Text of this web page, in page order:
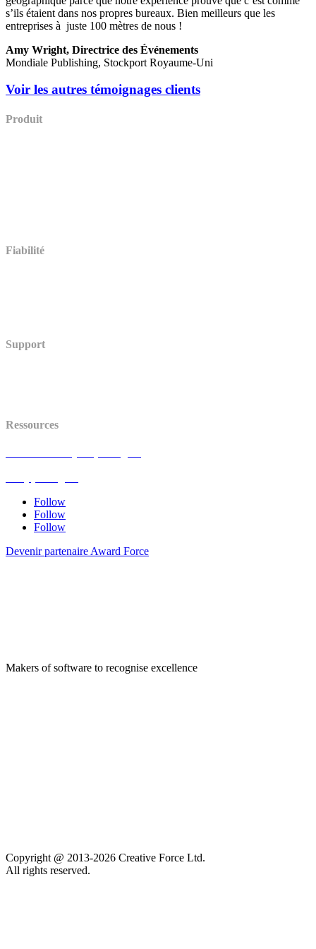
s’ils étaient dans nos propres bureaux. Bien meilleurs que les
entreprises à juste 100 mètres de nous !
Amy Wright, Directrice des Événements
Mondiale Publishing, Stockport Royaume-Uni
Voir les autres témoignages clients
Produit
Fiabilité
Support
Ressources
Follow
Follow
Follow
Devenir partenaire Award Force
Makers of software to recognise excellence
Copyright @ 2013-2026 Creative Force Ltd.
All rights reserved.